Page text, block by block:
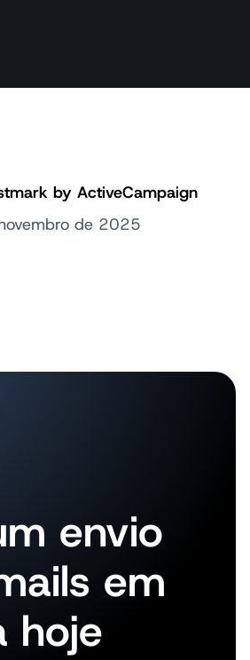
by ActiveCampaign
de 2025
envio
em
hoje